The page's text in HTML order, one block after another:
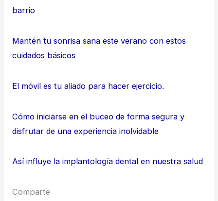
barrio
Mantén tu sonrisa sana este verano con estos
cuidados básicos
El móvil es tu aliado para hacer ejercicio.
Cómo iniciarse en el buceo de forma segura y
disfrutar de una experiencia inolvidable
Así influye la implantología dental en nuestra salud
Comparte